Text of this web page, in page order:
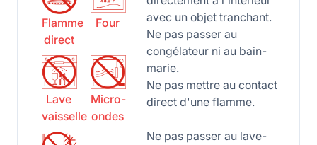
Flamme
direct
Four
Lave
vaisselle
Micro-
ondes
avec un objet tranchant.
Ne pas passer au
congélateur ni au bain-
marie.
Ne pas mettre au contact
direct d'une flamme.
Ne pas passer au lave-